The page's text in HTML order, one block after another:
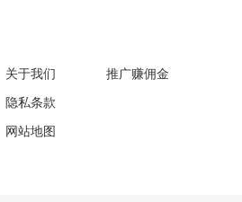
关于我们
隐私条款
网站地图
推广赚佣金